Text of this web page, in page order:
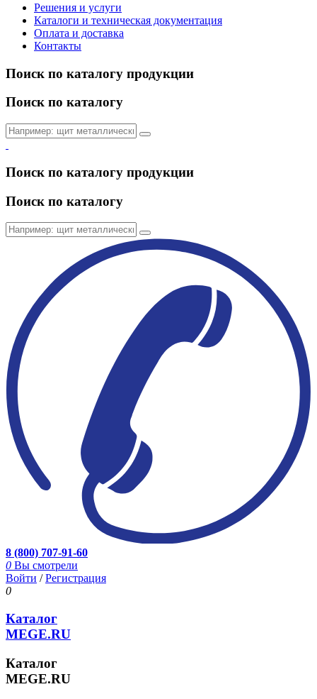
Решения и услуги
Каталоги и техническая документация
Оплата и доставка
Контакты
Поиск по каталогу продукции
Поиск по каталогу
Поиск по каталогу продукции
Поиск по каталогу
8 (800) 707-91-60
0 Вы смотрели
Войти /Регистрация
0
Каталог
MEGE.RU
Каталог
MEGE.RU